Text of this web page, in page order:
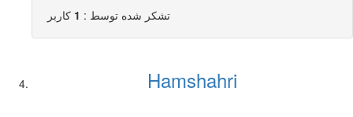
تشکر شده توسط : 1 کاربر
Hamshahri